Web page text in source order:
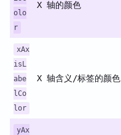
olo
r
X 轴的颜色
xAx
isL
abe
lCo
lor
X 轴含义/标签的颜色
yAx